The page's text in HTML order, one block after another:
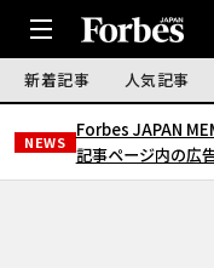
新着記事 人気記事
NEWS
Forbes JAPAN
記事ページ内の広